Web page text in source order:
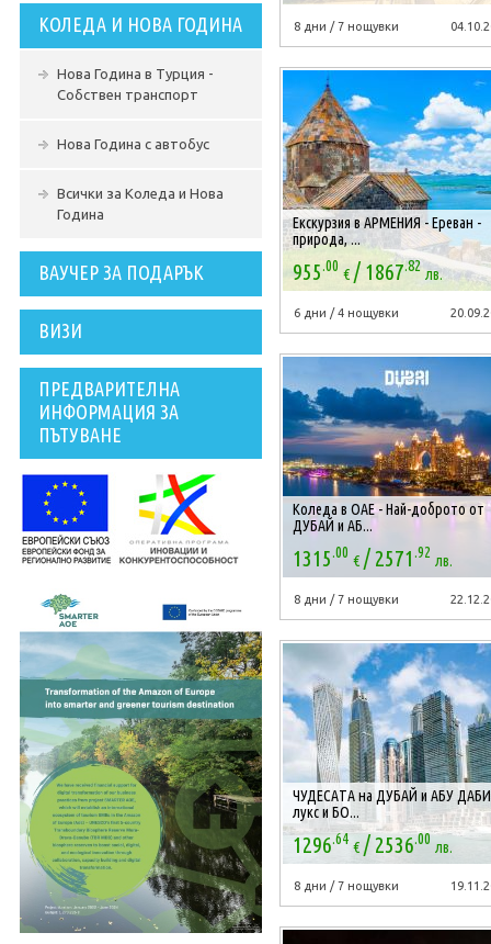
КОЛЕДА И НОВА ГОДИНА
Нова Година в Турция -
Собствен транспорт
Нова Година с автобус
Всички за Коледа и Нова
Година
ВАУЧЕР ЗА ПОДАРЪК
ВИЗИ
ПРЕДВАРИТЕЛНА
ИНФОРМАЦИЯ ЗА
ПЪТУВАНЕ
8 дни / 7 нощувки
Екскурзия в АРМЕНИЯ - Ереван -
природа, ...
955.00 € / 1867.82 лв.
6 дни / 4 нощувки
Коледа в ОАЕ - Най-доброто от
ДУБАЙ и АБ...
1315.00 € /2571 .92 лв.
8 дни / 7 нощувки
ЧУДЕСАТА на ДУБАЙ и АБУ
лукс и БО...
1296.64 € /2536.00 лв.
8 дни / 7 нощувки